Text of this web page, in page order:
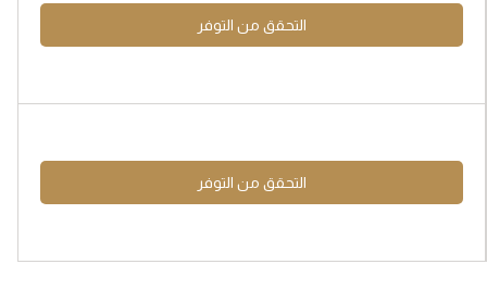
التحقق من التوفر
التحقق من التوفر